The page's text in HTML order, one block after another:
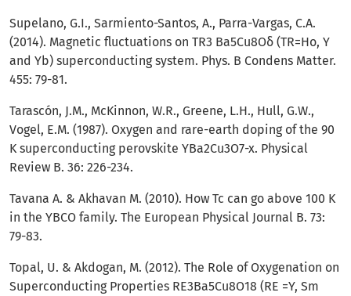
Supelano, G.I., Sarmiento-Santos, A., Parra-Vargas, C.A.
(2014). Magnetic fluctuations on TR3 Ba5Cu8Oδ (TR=Ho, Y
and Yb) superconducting system. Phys. B Condens Matter.
455: 79-81.
Tarascón, J.M., McKinnon, W.R., Greene, L.H., Hull, G.W.,
Vogel, E.M. (1987). Oxygen and rare-earth doping of the 90
K superconducting perovskite YBa2Cu3O7-x. Physical
Review B. 36: 226-234.
Tavana A. & Akhavan M. (2010). How Tc can go above 100 K
in the YBCO family. The European Physical Journal B. 73:
79-83.
Topal, U. & Akdogan, M. (2012). The Role of Oxygenation on
Superconducting Properties RE3Ba5Cu8O18 (RE =Y, Sm